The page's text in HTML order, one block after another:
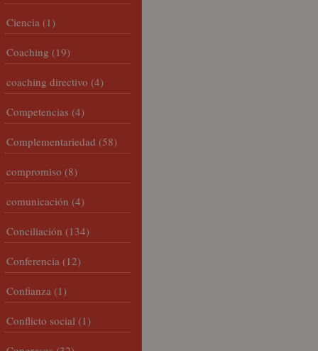
Ciencia (1)
Coaching (19)
coaching directivo (4)
Competencias (4)
Complementariedad (58)
compromiso (8)
comunicación (4)
Conciliación (134)
Conferencia (12)
Confianza (1)
Conflicto social (1)